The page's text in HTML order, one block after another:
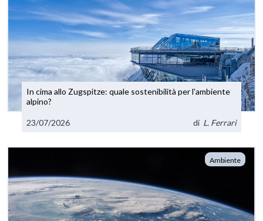
In cima allo Zugspitze: quale sostenibilità per l'ambiente
alpino?
23/07/2026 di L. Ferrari
Ambiente